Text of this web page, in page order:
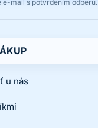
e-mail s potvrdením odberu.
u nás